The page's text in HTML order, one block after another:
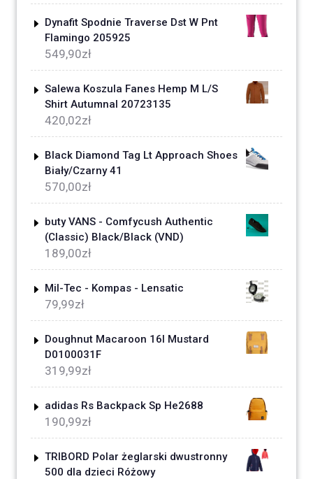
Dynafit Spodnie Traverse Dst W Pnt
Flamingo 205925
549,90zł
Salewa Koszula Fanes Hemp M L/S
Shirt Autumnal 20723135
420,02zł
Black Diamond Tag Lt Approach Shoes
Biały/Czarny 41
570,00zł
buty VANS - Comfycush Authentic
(Classic) Black/Black (VND)
189,00zł
Mil-Tec - Kompas - Lensatic
79,99zł
Doughnut Macaroon 16l Mustard
D0100031F
319,99zł
adidas Rs Backpack Sp He2688
190,99zł
TRIBORD Polar żeglarski dwustronny
500 dla dzieci Różowy